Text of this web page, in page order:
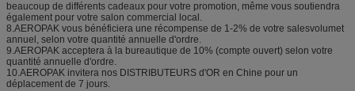
beaucoup de différents cadeaux pour votre promotion, même vous soutiendra
également pour votre salon commercial local.
8.AEROPAK vous bénéficiera une récompense de 1-2% de votre salesvolumet
annuel, selon votre quantité annuelle d'ordre.
9.AEROPAK acceptera à la bureautique de 10% (compte ouvert) selon votre
quantité annuelle d'ordre.
10.AEROPAK invitera nos DISTRIBUTEURS d'OR en Chine pour un
déplacement de 7 jours.